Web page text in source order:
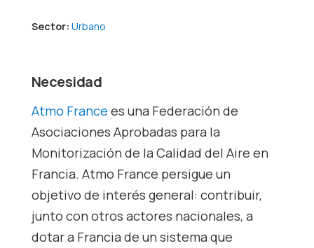
Sector: Urbano
Necesidad
Atmo France es una Federación de
Asociaciones Aprobadas para la
Monitorización de la Calidad del Aire en
Francia. Atmo France persigue un
objetivo de interés general: contribuir,
junto con otros actores nacionales, a
dotar a Francia de un sistema que